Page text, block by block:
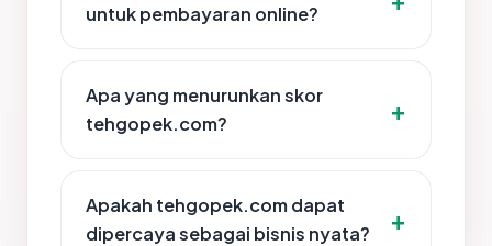
untuk pembayaran online?
Apa yang menurunkan skor
tehgopek.com?
Apakah tehgopek.com dapat
dipercaya sebagai bisnis nyata?